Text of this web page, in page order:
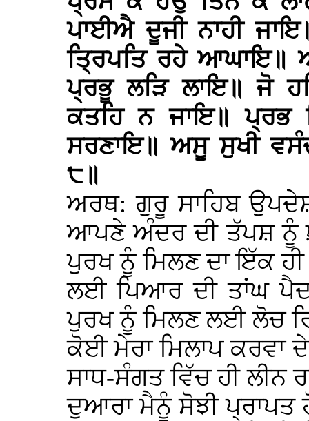
ਪਾਈਐ ਦੂਜੀ ਨਾਹੀ
ਤ੍ਰਿਪਤਿ ਰਹੇ ਆਘਾਇ॥
ਪ੍ਰਭੂ ਲੜਿ ਲਾਇ॥ ਜੋ
ਕਤਹਿ ਨ ਜਾਇ॥ ਪ੍ਰਭ
ਸਰਣਾਇ॥ ਅਸੂ ਸੁਖੀ
੮॥
ਅਰਥ: ਗੁਰੂ ਸਾਹਿਬ
ਆਪਣੇ ਅੰਦਰ ਦੀ ਤੱਪਸ਼ ਨੂੰ
ਪੁਰਖ ਨੂੰ ਮਿਲਣ ਦਾ ਇੱਕ
ਲਈ ਪਿਆਰ ਦੀ ਤਾਂਘ
ਪੁਰਖ ਨੂੰ ਮਿਲਣ ਲਈ ਲੋਚ
ਕੋਈ ਮੇਰਾ ਮਿਲਾਪ ਕਰਵਾ
ਸਾਧ-ਸੰਗਤ ਵਿੱਚ ਹੀ ਲੀਨ
ਦੁਆਰਾ ਮੈਨੂੰ ਸੋਝੀ